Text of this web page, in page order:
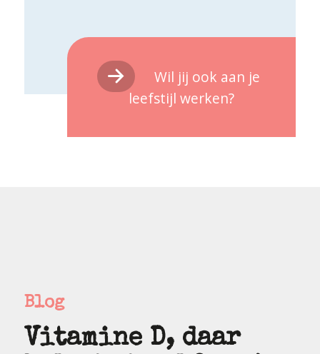
Wil jij ook aan je
leefstijl werken?
Blog
Vitamine D, daar